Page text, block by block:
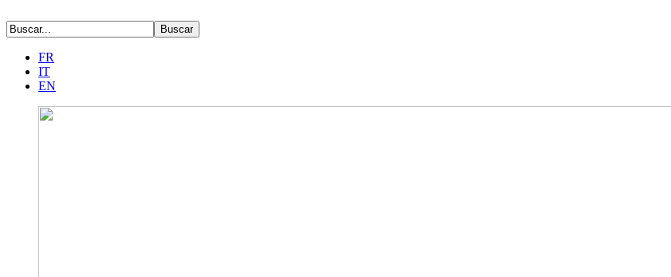
FR
IT
EN